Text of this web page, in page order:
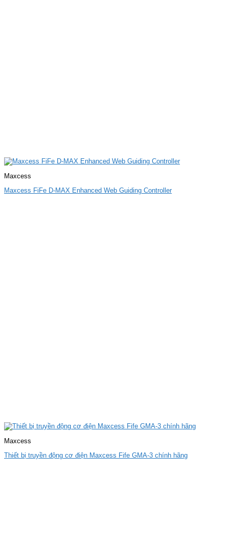
Maxcess
Maxcess FiFe D-MAX Enhanced Web Guiding Controller
Maxcess
Thiết bị truyền động cơ điện Maxcess Fife GMA-3 chính hãng